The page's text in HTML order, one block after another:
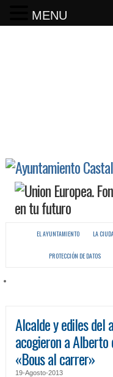
EL AYUNTAMIENTO LA
PROTECCIÓN DE DATOS
Alcalde y ediles del
acogieron a
«Bous al carrer»
19-Agosto-2013
MENU